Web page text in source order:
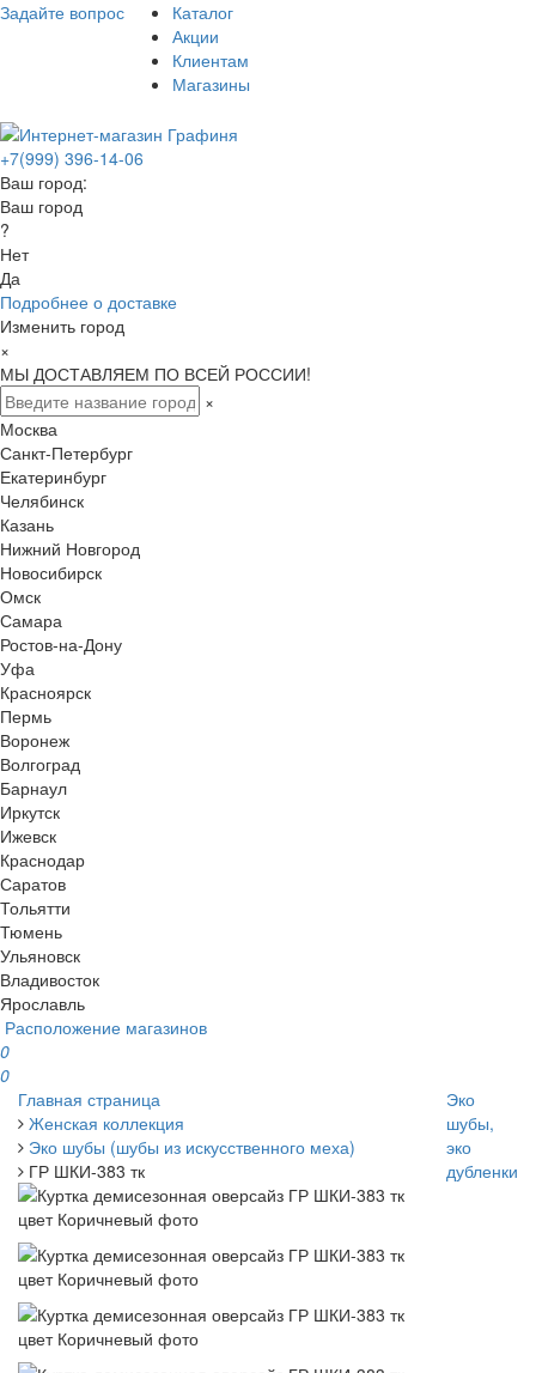
Задайте вопрос
Каталог
Акции
Клиентам
Магазины
+7(999) 396-14-06
Ваш город:
Ваш город
?
Нет
Да
Подробнее о доставке
Изменить город
×
МЫ ДОСТАВЛЯЕМ ПО ВСЕЙ РОССИИ!
×
Москва
Санкт-Петербург
Екатеринбург
Челябинск
Казань
Нижний Новгород
Новосибирск
Омск
Самара
Ростов-на-Дону
Уфа
Красноярск
Пермь
Воронеж
Волгоград
Барнаул
Иркутск
Ижевск
Краснодар
Саратов
Тольятти
Тюмень
Ульяновск
Владивосток
Ярославль
Расположение магазинов
0
0
Главная страница
Женская коллекция
Эко шубы (шубы из искусственного меха)
ГР ШКИ-383 тк
Эко
шубы,
эко
дубленки